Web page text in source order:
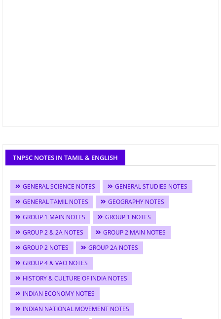
TNPSC NOTES IN TAMIL & ENGLISH
GENERAL SCIENCE NOTES
GENERAL STUDIES NOTES
GENERAL TAMIL NOTES
GEOGRAPHY NOTES
GROUP 1 MAIN NOTES
GROUP 1 NOTES
GROUP 2 & 2A NOTES
GROUP 2 MAIN NOTES
GROUP 2 NOTES
GROUP 2A NOTES
GROUP 4 & VAO NOTES
HISTORY & CULTURE OF INDIA NOTES
INDIAN ECONOMY NOTES
INDIAN NATIONAL MOVEMENT NOTES